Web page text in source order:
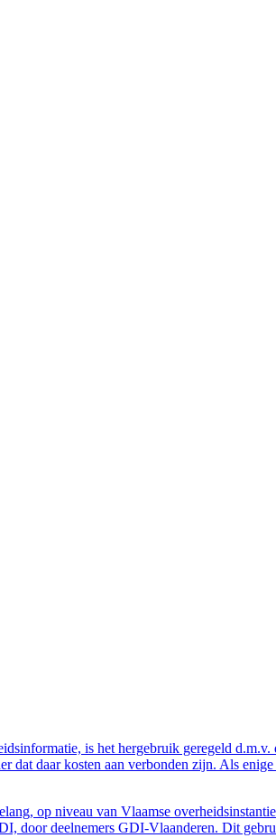
is het hergebruik geregeld
dat daar kosten aan verbonden zijn. Als
op niveau van Vlaamse
door deelnemers GDI-Vlaanderen. Dit